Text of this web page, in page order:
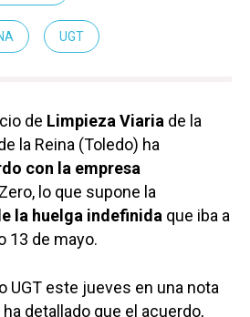
UGT
de Limpieza Viaria de la
la Reina (Toledo) ha
con la empresa
lo que supone la
la huelga indefinida que iba a
13 de mayo.
UGT este jueves en una nota
detallado que el acuerdo,